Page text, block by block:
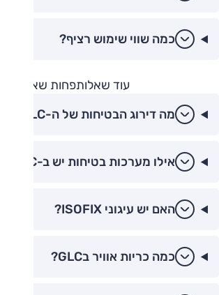
כמה שווי שימוש רציף?
עוד שאלותפחות שאלות
מה דירוג הבטיחות של ה-GLC?
אילו מערכות בטיחות יש ב-GLC?
האם יש עיגוני ISOFIX?
כמה כריות אוויר בGLC?